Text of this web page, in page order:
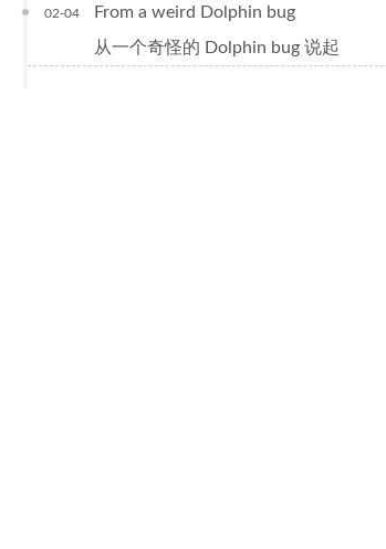
02-04
From a weird Dolphin bug
从一个奇怪的 Dolphin bug 说起